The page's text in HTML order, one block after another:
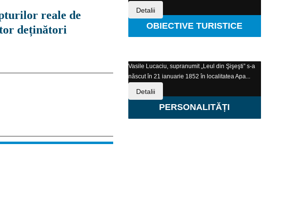
reale de
deținători
Detalii
OBIECTIVE TURISTICE
Vasile Lucaciu, supranumit „Leul din Şişeşti” s-a
născut în 21 ianuarie 1852 în localitatea Apa...
Detalii
PERSONALITĂȚI